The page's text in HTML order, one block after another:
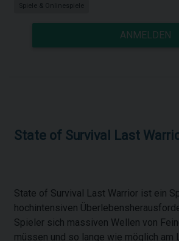
Spiele & Onlinespiele
ANMELDEN
State of Survival Last
State of Survival Last Warrior ist ein
hochintensiven
Spieler sich massiven Wellen von
müssen und so lange wie möglich am